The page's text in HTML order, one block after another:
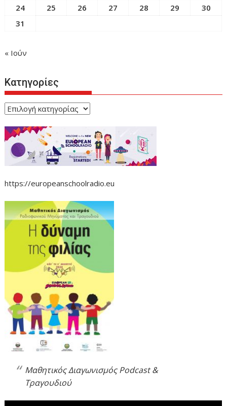
24
25 26 27 28 29
30
31
« Ιούν
Κατηγορίες
Κατηγορίες
https://europeanschoolradio.eu
Μαθητικός Διαγωνισμός Podcast &
Τραγουδιού